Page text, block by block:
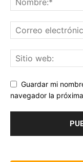
Guardar mi
navegador la